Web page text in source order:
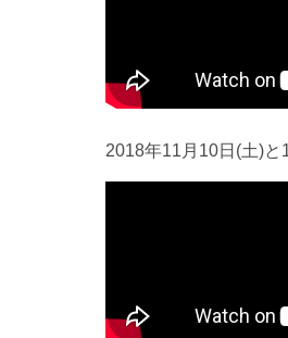
2018年11月10日(土)と